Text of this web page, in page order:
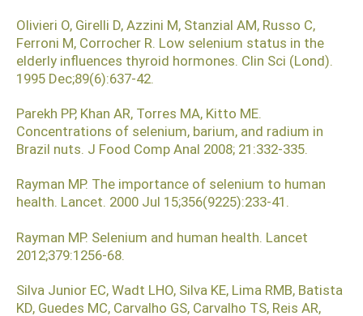
Olivieri O, Girelli D, Azzini M, Stanzial AM, Russo C,
Ferroni M, Corrocher R. Low selenium status in the
elderly influences thyroid hormones. Clin Sci (Lond).
1995 Dec;89(6):637-42.
Parekh PP, Khan AR, Torres MA, Kitto ME.
Concentrations of selenium, barium, and radium in
Brazil nuts. J Food Comp Anal 2008; 21:332-335.
Rayman MP. The importance of selenium to human
health. Lancet. 2000 Jul 15;356(9225):233-41.
Rayman MP. Selenium and human health. Lancet
2012;379:1256-68.
Silva Junior EC, Wadt LHO, Silva KE, Lima RMB, Batista
KD, Guedes MC, Carvalho GS, Carvalho TS, Reis AR,